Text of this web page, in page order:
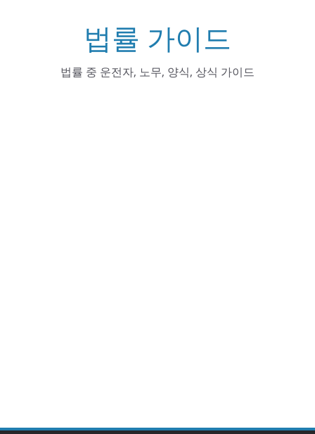
법률 가이드
법률 중 운전자, 노무, 양식, 상식 가이드